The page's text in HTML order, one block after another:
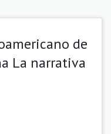
de
La narrativa